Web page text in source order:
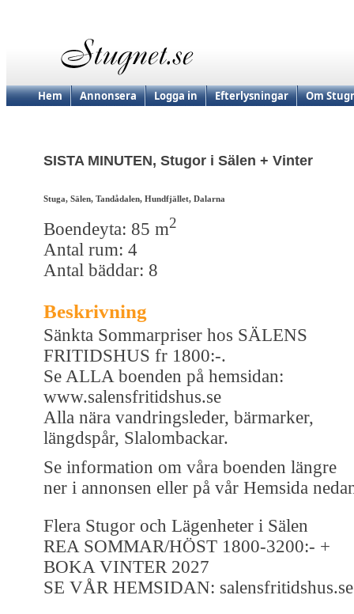
Hem Annonsera Logga in Efterlysningar Om
SISTA MINUTEN, Stugor i Sälen + Vinter
Stuga, Sälen, Tandådalen, Hundfjället, Dalarna
Boendeyta: 85 m2
Antal rum: 4
Antal bäddar: 8
Beskrivning
Sänkta Sommarpriser hos SÄLENS
FRITIDSHUS fr 1800:-.
Se ALLA boenden på hemsidan:
www.salensfritidshus.se
Alla nära vandringsleder, bärmarker,
längdspår, Slalombackar.
Se information om våra boenden längre
ner i annonsen eller på vår Hemsida
Flera Stugor och Lägenheter i Sälen
REA SOMMAR/HÖST 1800-3200:- +
BOKA VINTER 2027
SE VÅR HEMSIDAN: salensfritidshus.se